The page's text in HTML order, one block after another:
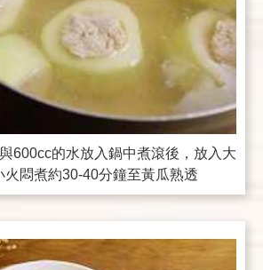
600cc的水放入鍋中煮滾後，放入大
火悶煮約30-40分鐘至黃瓜熟透